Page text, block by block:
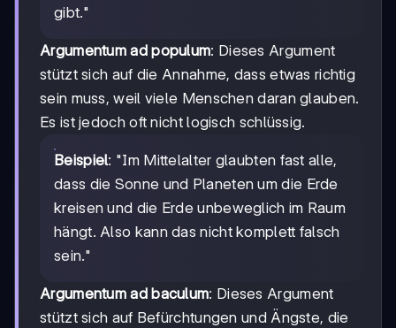
gibt."
Argumentum ad populum: Dieses Argument
stützt sich auf die Annahme, dass etwas richtig
sein muss, weil viele Menschen daran glauben.
Es ist jedoch oft nicht logisch schlüssig.
Beispiel: "Im Mittelalter glaubten fast alle,
dass die Sonne und Planeten um die Erde
kreisen und die Erde unbeweglich im Raum
hängt. Also kann das nicht komplett falsch
sein."
Argumentum ad baculum: Dieses Argument
stützt sich auf Befürchtungen und Ängste, die